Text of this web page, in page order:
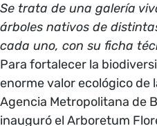
Se trata de una galería
árboles nativos de
cada uno, con su ficha
Para fortalecer la
enorme valor ecológico de
Agencia Metropolitana de
inauguró el Arboretum